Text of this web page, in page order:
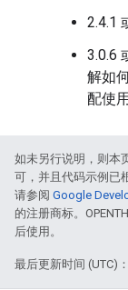
2.4.1
3.0.6
解如
配使
如未另行说明，则本
可，并且代码示例已
请参阅 Google
的注册商标。
后使用。
最后更新时间 (UTC)